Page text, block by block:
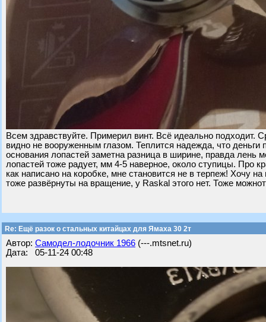
Всем здравствуйте. Примерил винт. Всё идеально подходит.
видно не вооруженным глазом. Теплится надежда, что
основания лопастей заметна разница в ширине, правда
лопастей тоже радует, мм 4-5 наверное, около ступицы. Про
как написано на коробке, мне становится не в терпеж! Хочу
тоже развёрнуты на вращение, у Raskal этого нет. Тоже
Re: Ещё разок о стальных китайцах для Ямаха 30 2т
Автор: Самодел-лодочник 1966 (---.mtsnet.ru)
Дата: 05-11-24 00:48